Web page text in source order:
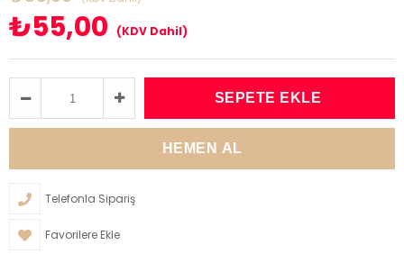
₺55,00 (KDV Dahil)
Telefonla Sipariş
Favorilere Ekle